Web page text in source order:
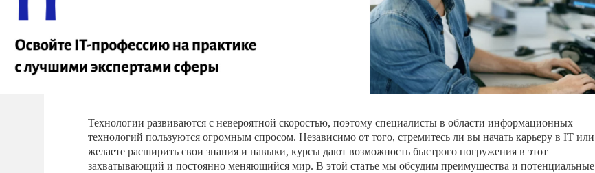
Технологии развиваются с невероятной скоростью, поэтому специалисты в области информационных
технологий пользуются огромным спросом. Независимо от того, стремитесь ли вы начать карьеру в IT или
желаете расширить свои знания и навыки, курсы дают возможность быстрого погружения в этот
захватывающий и постоянно меняющийся мир. В этой статье мы обсудим преимущества и потенциальные